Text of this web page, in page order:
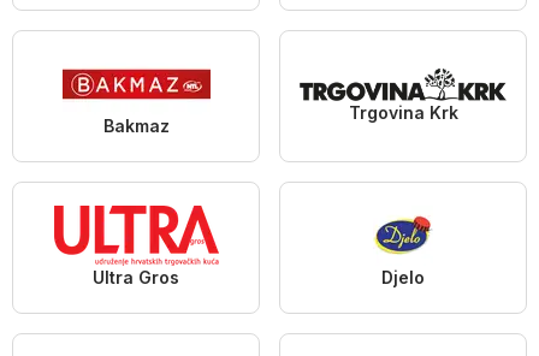
Bakmaz
Trgovina Krk
Ultra Gros Djelo